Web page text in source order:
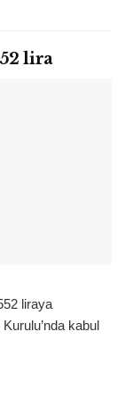
lira
liraya
kabul